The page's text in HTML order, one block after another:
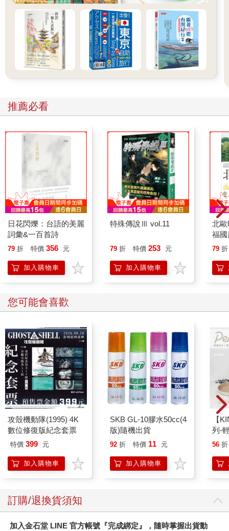
推薦必看
日花閃爍：台語的美麗
詞彙&一百首詩
79 折 特價 356 元
加入購物車
特殊傳說Ⅲ vol.11
79 折 特價 253 元
加入購物車
北
福
79 折
您可能會喜歡
攻殼機動隊(1995) 4K
數位修復版紀念套票
特價 399 元
加入購物車
SKB GL-10膠水50cc(4
版)隨機出貨
92 折 特價 11 元
加入購物車
【
列-
平
56 折
訂購/退換貨須知
加入金石堂 LINE 官方帳號『完成綁定』，隨時掌握出貨動